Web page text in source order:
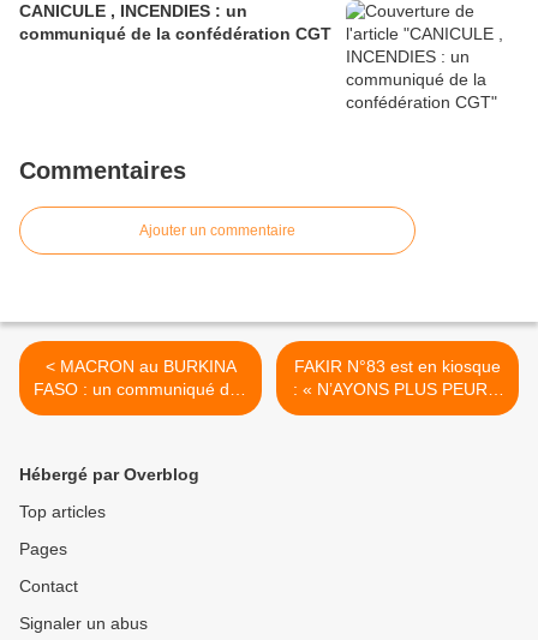
CANICULE , INCENDIES : un
communiqué de la confédération CGT
Commentaires
Ajouter un commentaire
< MACRON au BURKINA
FASO : un communiqué des
députés de La France
FAKIR N°83 est en kiosque
: « N’AYONS PLUS PEUR »
>
Hébergé par Overblog
Top articles
Pages
Contact
Signaler un abus